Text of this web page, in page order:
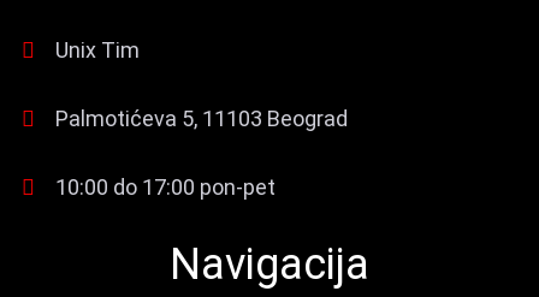
Unix Tim
Palmotićeva 5, 11103 Beograd
10:00 do 17:00 pon-pet
Navigacija